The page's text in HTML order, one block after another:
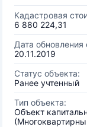
Кадастровая
6 880 224,31
Дата обновления
20.11.2019
Статус объекта:
Ранее учтенный
Тип объекта:
Объект